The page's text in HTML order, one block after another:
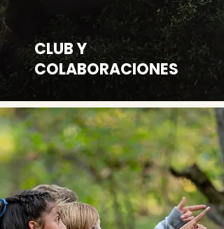
CLUB Y
COLABORACIONES